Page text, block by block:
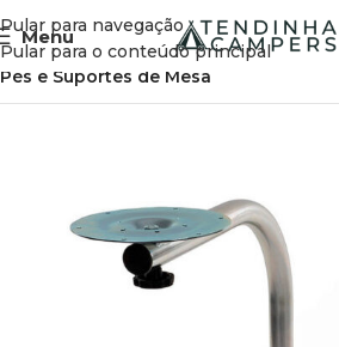
Pular para navegação
Pular para o conteúdo principal
Menu
Início Ferragens e Montagem de Móveis
Pés e Suportes de Mesa